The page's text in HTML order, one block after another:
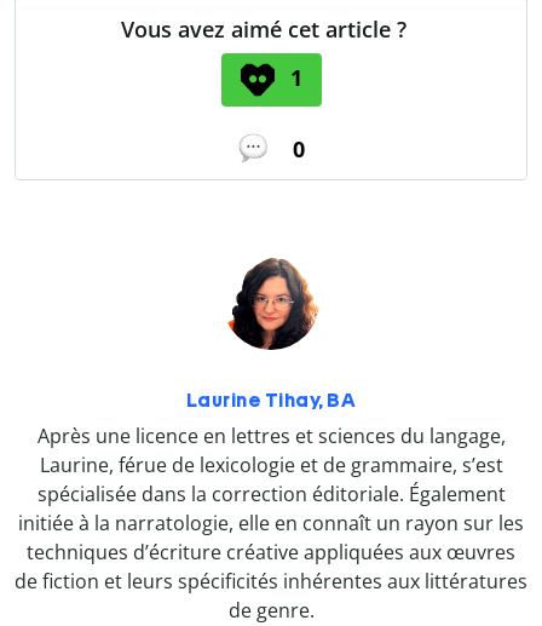
Vous avez aimé cet article ?
1
0
Laurine Tihay, BA
Après une licence en lettres et sciences du langage,
Laurine, férue de lexicologie et de grammaire, s’est
spécialisée dans la correction éditoriale. Également
initiée à la narratologie, elle en connaît un rayon sur les
techniques d’écriture créative appliquées aux œuvres
de fiction et leurs spécificités inhérentes aux littératures
de genre.